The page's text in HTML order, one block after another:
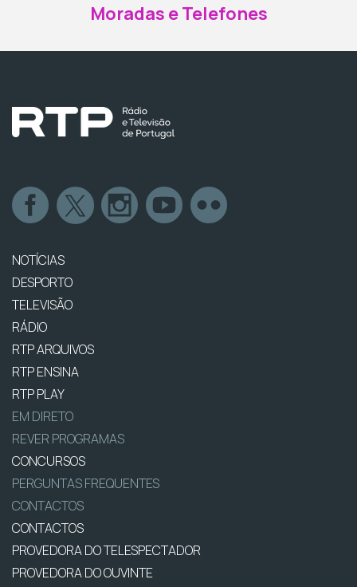
Moradas e Telefones
NOTÍCIAS
DESPORTO
TELEVISÃO
RÁDIO
RTP ARQUIVOS
RTP ENSINA
RTP PLAY
EM DIRETO
REVER PROGRAMAS
CONCURSOS
PERGUNTAS FREQUENTES
CONTACTOS
CONTACTOS
PROVEDORA DO TELESPECTADOR
PROVEDORA DO OUVINTE